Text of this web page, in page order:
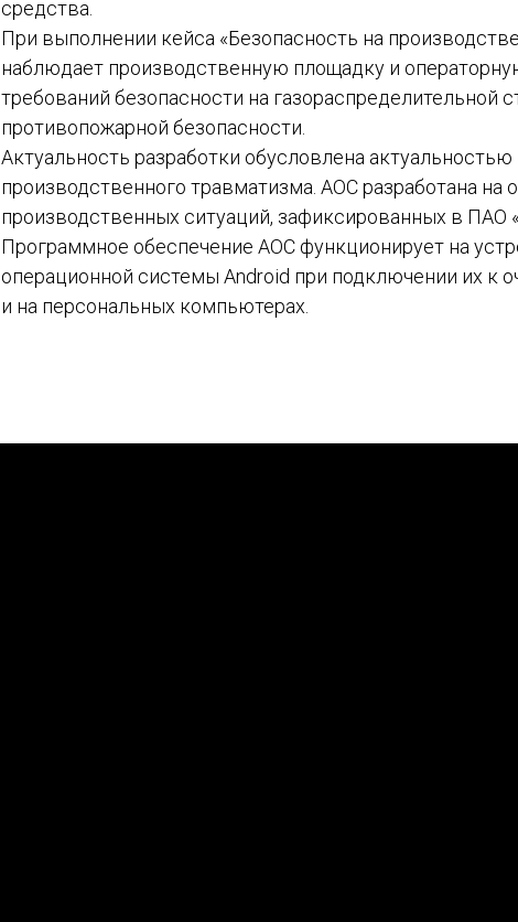
средства.
При выполнении кейса «Безопасность на
наблюдает производственную площадку и
требований безопасности на газораспределительной
противопожарной безопасности.
Актуальность разработки обусловлена
производственного травматизма. АОС разработана на
производственных ситуаций, зафиксированных в ПАО
Программное обеспечение АОС функционирует на
операционной системы Android при подключении их к
и на персональных компьютерах.